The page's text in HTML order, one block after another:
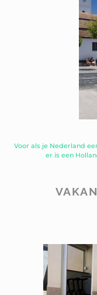
Voor als je Nederland
er is een